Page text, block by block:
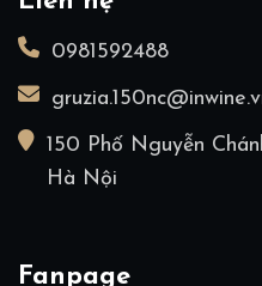
0981592488
150 Phố Nguyễn
Hà Nội
Fanpage